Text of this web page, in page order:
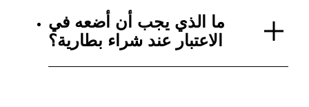
ما الذي يجب أن أضعه في
الاعتبار عند شراء بطارية؟